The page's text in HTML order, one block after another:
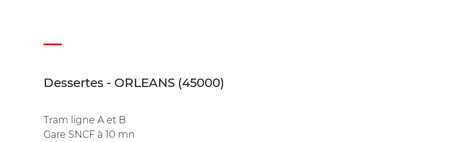
Dessertes - ORLEANS (45000)
Tram ligne A et B
Gare SNCF à 10 mn